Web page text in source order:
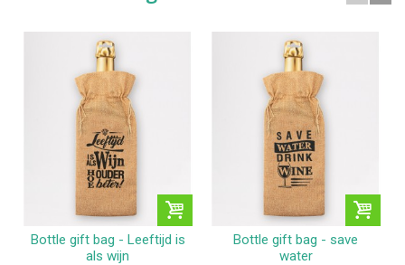
Bottle gift bag - Leeftijd is
als wijn
Bottle gift bag - save
water